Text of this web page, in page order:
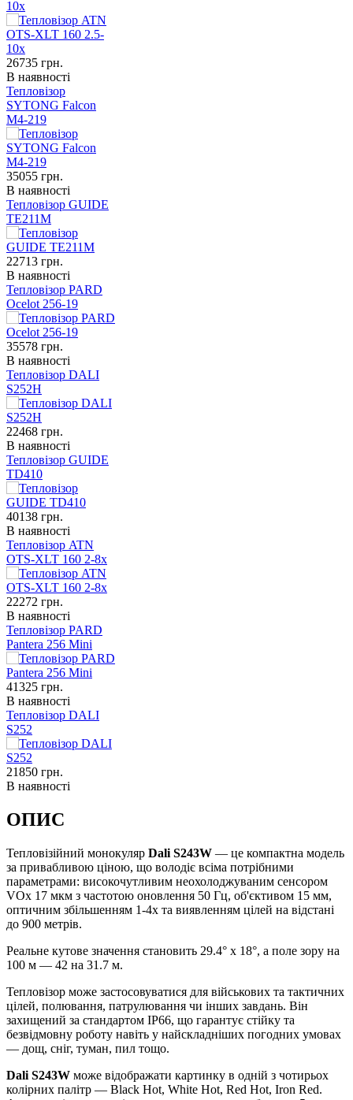
10x
26735 грн.
В наявності
Тепловізор
SYTONG Falcon
M4-219
35055 грн.
В наявності
Тепловізор GUIDE
TE211M
22713 грн.
В наявності
Тепловізор PARD
Ocelot 256-19
35578 грн.
В наявності
Тепловізор DALI
S252H
22468 грн.
В наявності
Тепловізор GUIDE
TD410
40138 грн.
В наявності
Тепловізор ATN
OTS-XLT 160 2-8x
22272 грн.
В наявності
Тепловізор PARD
Pantera 256 Mini
41325 грн.
В наявності
Тепловізор DALI
S252
21850 грн.
В наявності
ОПИС
Тепловізійний монокуляр Dali S243W — це компактна модель
за привабливою ціною, що володіє всіма потрібними
параметрами: високочутливим неохолоджуваним сенсором
VOx 17 мкм з частотою оновлення 50 Гц, об'єктивом 15 мм,
оптичним збільшенням 1-4х та виявленням цілей на відстані
до 900 метрів.
Реальне кутове значення становить 29.4° х 18°, а поле зору на
100 м — 42 на 31.7 м.
Тепловізор може застосовуватися для військових та тактичних
цілей, полювання, патрулювання чи інших завдань. Він
захищений за стандартом IP66, що гарантує стійку та
безвідмовну роботу навіть у найскладніших погодних умовах
— дощ, сніг, туман, пил тощо.
Dali S243W може відображати картинку в одній з чотирьох
колірних палітр — Black Hot, White Hot, Red Hot, Iron Red.